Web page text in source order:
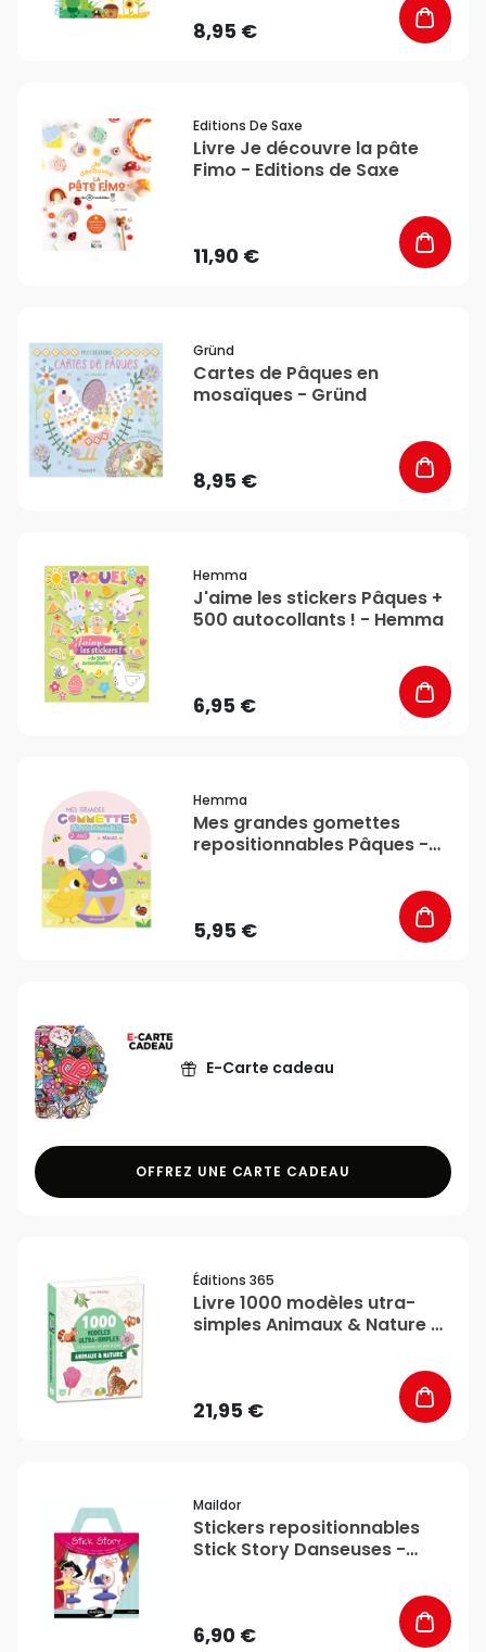
8,95 €
Editions De Saxe
Livre Je découvre la pâte
Fimo - Editions de Saxe
11,90 €
Gründ
Cartes de Pâques en
mosaïques - Gründ
8,95 €
Hemma
J'aime les stickers Pâques +
500 autocollants ! - Hemma
6,95 €
Hemma
Mes grandes gomettes
repositionnables Pâques -
5,95 €
E-Carte cadeau
OFFREZ UNE CARTE CADEAU
Éditions 365
Livre 1000 modèles utra-
simples Animaux & Nature -
21,95 €
Maildor
Stickers repositionnables
Stick Story Danseuses -
6,90 €